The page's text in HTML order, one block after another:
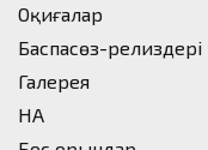
Оқиғалар
Баспасөз-релиздері
Галерея
НҚА